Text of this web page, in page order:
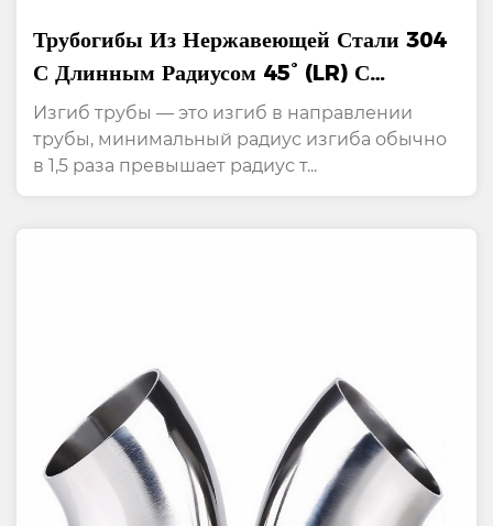
Трубогибы Из Нержавеющей Стали 304
С Длинным Радиусом 45° (LR) С
Длинными Опорами
Изгиб трубы — это изгиб в направлении
трубы, минимальный радиус изгиба обычно
в 1,5 раза превышает радиус т...